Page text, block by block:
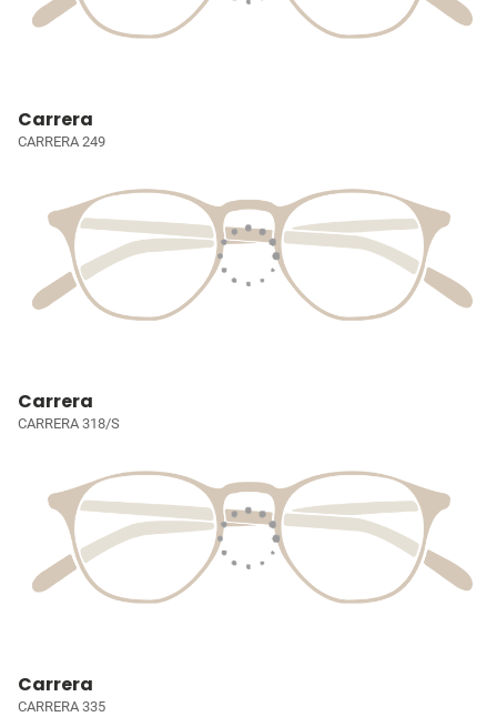
Carrera
CARRERA 249
Carrera
CARRERA 318/S
Carrera
CARRERA 335